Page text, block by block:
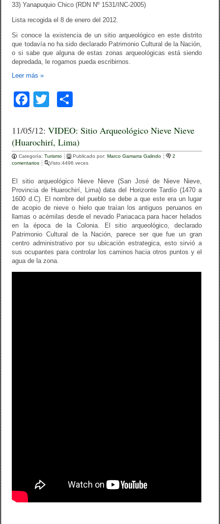
33) Yanapuquio Chico (RDN Nº 1531/INC-2005)
Lista recogida el 8 de enero del 2012.
Si conoce la existencia de un sitio arqueológico en este distrito
que todavía no ha sido declarado Patrimonio Cultural de la Nación,
o si sabe que alguna de estas zonas arqueológicas está siendo
depredada, le rogamos pueda escribirnos.
Leer más»
F
c
e
b
o
o
k
T
tt
er
m
p
ar
tir
11/05/12:VIDEO: Sitio Arqueológico Nieve Nieve
(Huarochirí, Lima)
Categoría:Turismo Publicado por:Marco Gamarra Galindo
2
comentarios
Visto:4496 veces
El sitio arqueológico Nieve Nieve (San José de Nieve Nieve,
Provincia de Huarochirí, Lima) data del Horizonte Tardío (1470 a
1600 d.C). El nombre del pueblo se debe a que este era un lugar
de acopio de nieve o hielo que traían los antiguos peruanos en
llamas o acémilas desde el nevado Pariacaca para hacer helados
en la época de la Colonia. El sitio arqueológico, declarado
Patrimonio Cultural de la Nación, parece ser que fue un gran
centro administrativo por su ubicación estrategica, esto sirvió a
sus ocupantes para controlar los caminos hacia otros puntos y el
agua de la zona.